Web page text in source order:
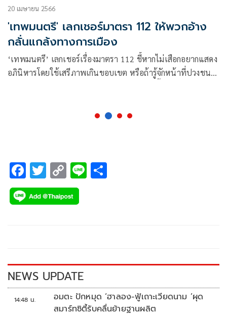
20 เมษายน 2566
'เทพมนตรี' เลกเชอร์มาตรา 112 ให้พวกอ้าง
กลั่นแกล้งทางการเมือง
‘เทพมนตรี’ เลกเชอร์เรื่องมาตรา 112 ชี้หากไม่เสือกอยากแสดง
อภินิหารโดยใช้เสรีภาพเกินขอบเขต หรือถ้ารู้จักหน้าที่ปวงชน
F
ac
e
k
T
wi
tt
C
o
p
k
Li
NEWS UPDATE
14:48 น.
อมตะ ปักหมุด ‘ฮาลอง-ฟู้เถาะเวียดนาม ’ผุด
สมาร์ทซิตี้รับคลื่นย้ายฐานผลิต